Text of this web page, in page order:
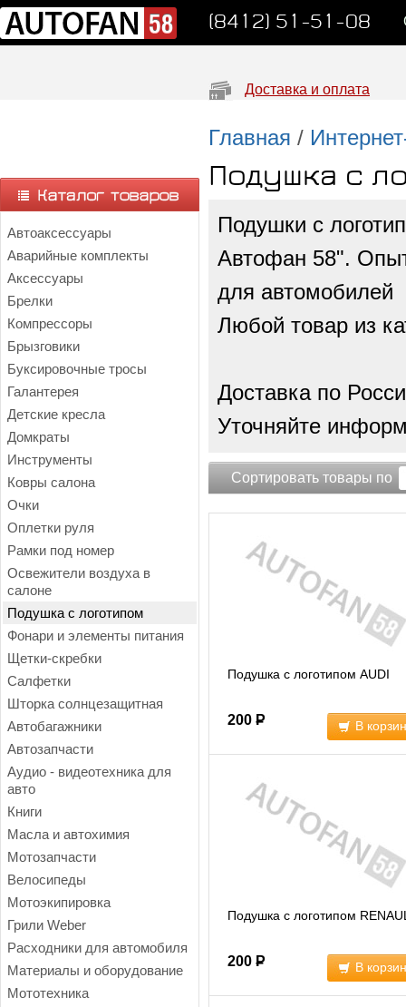
(8412) 51-51-08
Доставка и оплата
Автоаксессуары
Аварийные комплекты
Аксессуары
Брелки
Компрессоры
Брызговики
Буксировочные тросы
Галантерея
Детские кресла
Домкраты
Инструменты
Ковры салона
Очки
Оплетки руля
Рамки под номер
Освежители воздуха в
салоне
Подушка с логотипом
Фонари и элементы питания
Щетки-скребки
Салфетки
Шторка солнцезащитная
Автобагажники
Автозапчасти
Аудио - видеотехника для
авто
Книги
Масла и автохимия
Мотозапчасти
Велосипеды
Мотоэкипировка
Грили Weber
Расходники для автомобиля
Материалы и оборудование
Мототехника
Главная /
Подушка с
Подушки с
Автофан 58".
для автомобилей
Любой товар из
Доставка по
Уточняйте
Сортировать товары по
Подушка с логотипом AUDI
200 Р В
Подушка с логотипом
200 Р В